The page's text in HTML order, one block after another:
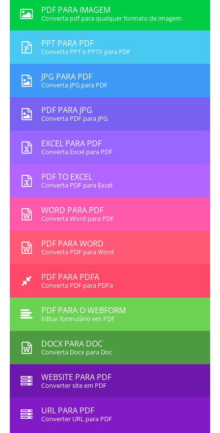
PDF PARA IMAGEM
Converta pdf para qualquer formato de imagem
PPT PARA PDF
Converta PPT e PPTX para PDF
JPG PARA PDF
Converta JPG para PDF
PDF PARA JPG
Converta PDF para JPG
EXCEL PARA PDF
Converta Excel para PDF
PDF TO EXCEL
Converta PDF para Excel
WORD PARA PDF
Converta Word para PDF
PDF PARA WORD
Converta PDF para Word
PDF PARA PDFA
Converta PDF para PDFa
PDF PARA O WEBFORM
Editar formulário em PDF
DOCX PARA DOC
Converta Docx para Doc
WEBSITE PARA PDF
Converter site em PDF
URL PARA PDF
Converter URL para PDF